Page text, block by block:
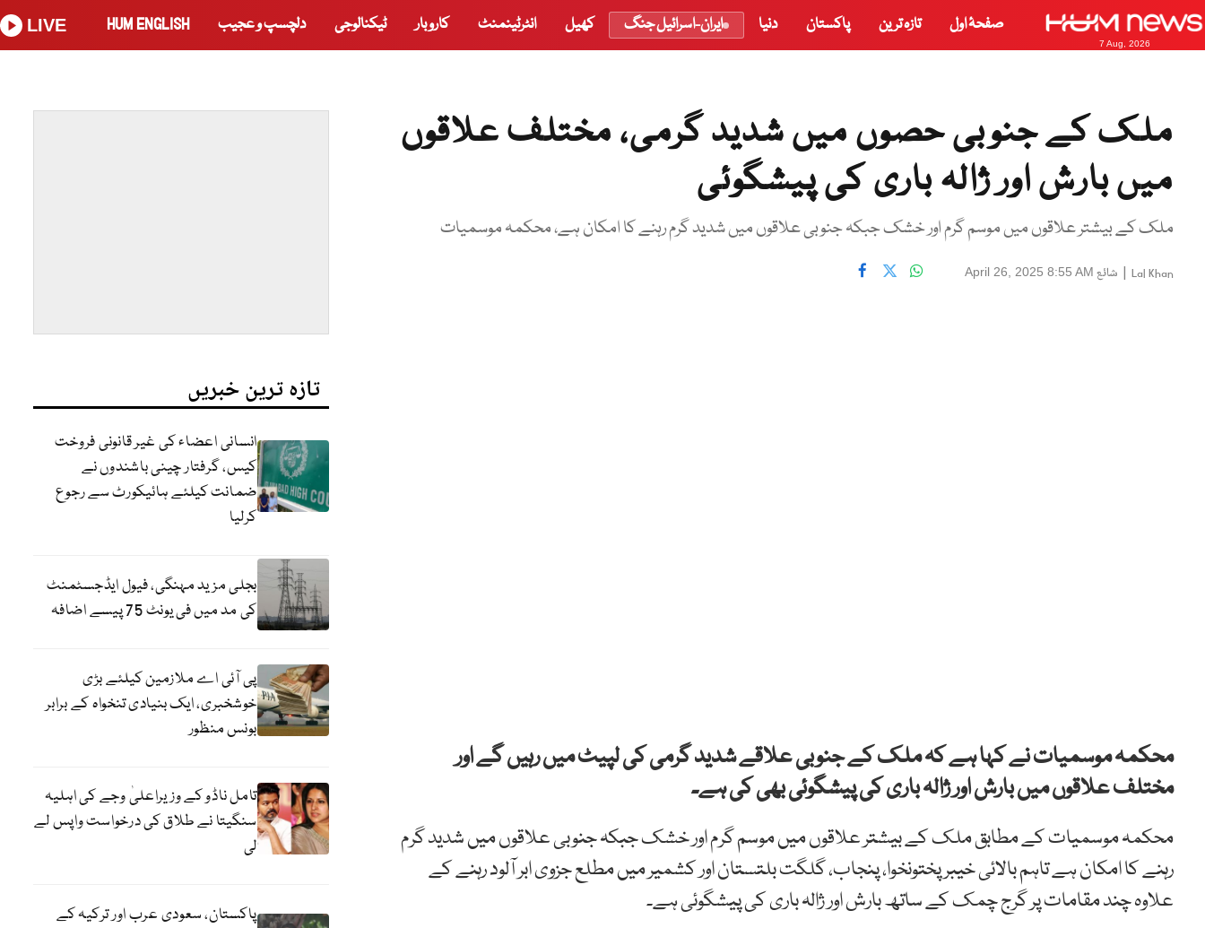
7 Aug, 2026
صفحۂ اول تازہ ترین پاکستان دنیا ایران-اسرائیل جنگ کھیل انٹرٹینمنٹ کاروبار ٹیکنالوجی دلچسپ و عجیب HUM ENGLISH
LIVE
ملک کے جنوبی حصوں میں شدید گرمی، مختلف علاقوں
میں بارش اور ژالہ باری کی پیشگوئی
ملک کے بیشتر علاقوں میں موسم گرم اور خشک جبکہ جنوبی علاقوں میں شدید گرم رہنے کا امکان ہے، محکمہ موسمیات
Lal Khan
| شائع April 26, 2025 8:55 AM
محکمہ موسمیات نے کہا ہے کہ ملک کے جنوبی علاقے شدید گرمی کی لپیٹ میں رہیں گے اور
مختلف علاقوں میں بارش اور ژالہ باری کی پیشگوئی بھی کی ہے۔
محکمہ موسمیات کے مطابق ملک کے بیشتر علاقوں میں موسم گرم اور خشک جبکہ جنوبی علاقوں میں شدید گرم
رہنے کا امکان ہے تاہم بالائی خیبرپختونخوا، پنجاب، گلگت بلتستان اور کشمیر میں مطلع جزوی ابر آلود رہنے کے
علاوہ چند مقامات پر گرج چمک کے ساتھ بارش اور ژالہ باری کی پیشگوئی ہے۔
تازہ ترین خبریں
انسانی اعضاء کی غیر قانونی فروخت
کیس، گرفتار چینی باشندوں نے
ضمانت کیلئے ہائیکورٹ سے رجوع
کرلیا
بجلی مزید مہنگی، فیول ایڈجسٹمنٹ
کی مد میں فی یونٹ 75 پیسے اضافہ
پی آئی اے ملازمین کیلئے بڑی
خوشخبری، ایک بنیادی تنخواہ کے برابر
بونس منظور
تامل ناڈو کے وزیراعلیٰ وجے کی اہلیہ
سنگیتا نے طلاق کی درخواست واپس لے
لی
پاکستان، سعودی عرب اور ترکیہ کے